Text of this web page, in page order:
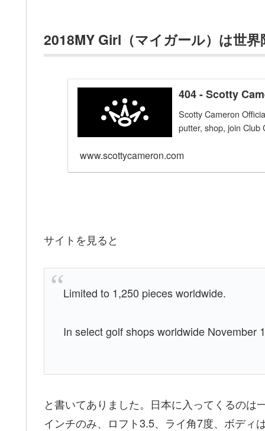
2018MY Girl（マイガール）は世界
404 - Scotty
Scotty Cameron
putter, shop, join Club
www.scottycameron.com
サイトを見ると
Limited to 1,250 pieces worldwide.
In select golf shops worldwide November
と書いてありました。日本に入ってくるの
インチのみ、ロフト3.5、ライ角7度、ボディ